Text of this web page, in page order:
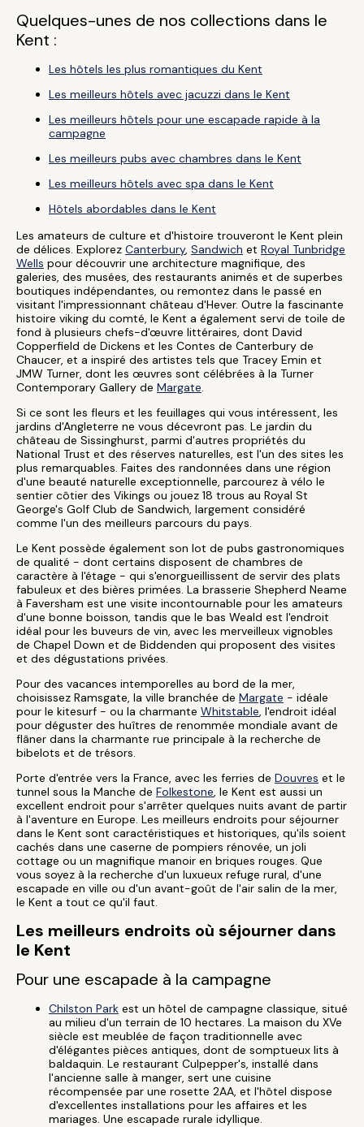
Quelques-unes de nos collections dans le
Kent :
Les hôtels les plus romantiques du Kent
Les meilleurs hôtels avec jacuzzi dans le Kent
Les meilleurs hôtels pour une escapade rapide à la
campagne
Les meilleurs pubs avec chambres dans le Kent
Les meilleurs hôtels avec spa dans le Kent
Hôtels abordables dans le Kent
Les amateurs de culture et d'histoire trouveront le Kent plein
de délices. Explorez Canterbury, Sandwich et Royal Tunbridge
Wells pour découvrir une architecture magnifique, des
galeries, des musées, des restaurants animés et de superbes
boutiques indépendantes, ou remontez dans le passé en
visitant l'impressionnant château d'Hever. Outre la fascinante
histoire viking du comté, le Kent a également servi de toile de
fond à plusieurs chefs-d'œuvre littéraires, dont David
Copperfield de Dickens et les Contes de Canterbury de
Chaucer, et a inspiré des artistes tels que Tracey Emin et
JMW Turner, dont les œuvres sont célébrées à la Turner
Contemporary Gallery de Margate.
Si ce sont les fleurs et les feuillages qui vous intéressent, les
jardins d'Angleterre ne vous décevront pas. Le jardin du
château de Sissinghurst, parmi d'autres propriétés du
National Trust et des réserves naturelles, est l'un des sites les
plus remarquables. Faites des randonnées dans une région
d'une beauté naturelle exceptionnelle, parcourez à vélo le
sentier côtier des Vikings ou jouez 18 trous au Royal St
George's Golf Club de Sandwich, largement considéré
comme l'un des meilleurs parcours du pays.
Le Kent possède également son lot de pubs gastronomiques
de qualité - dont certains disposent de chambres de
caractère à l'étage - qui s'enorgueillissent de servir des plats
fabuleux et des bières primées. La brasserie Shepherd Neame
à Faversham est une visite incontournable pour les amateurs
d'une bonne boisson, tandis que le bas Weald est l'endroit
idéal pour les buveurs de vin, avec les merveilleux vignobles
de Chapel Down et de Biddenden qui proposent des visites
et des dégustations privées.
Pour des vacances intemporelles au bord de la mer,
choisissez Ramsgate, la ville branchée de Margate - idéale
pour le kitesurf - ou la charmante Whitstable, l'endroit idéal
pour déguster des huîtres de renommée mondiale avant de
flâner dans la charmante rue principale à la recherche de
bibelots et de trésors.
Porte d'entrée vers la France, avec les ferries de Douvres et le
tunnel sous la Manche de Folkestone, le Kent est aussi un
excellent endroit pour s'arrêter quelques nuits avant de partir
à l'aventure en Europe. Les meilleurs endroits pour séjourner
dans le Kent sont caractéristiques et historiques, qu'ils soient
cachés dans une caserne de pompiers rénovée, un joli
cottage ou un magnifique manoir en briques rouges. Que
vous soyez à la recherche d'un luxueux refuge rural, d'une
escapade en ville ou d'un avant-goût de l'air salin de la mer,
le Kent a tout ce qu'il faut.
Les meilleurs endroits où séjourner dans
le Kent
Pour une escapade à la campagne
Chilston Park est un hôtel de campagne classique, situé
au milieu d'un terrain de 10 hectares. La maison du XVe
siècle est meublée de façon traditionnelle avec
d'élégantes pièces antiques, dont de somptueux lits à
baldaquin. Le restaurant Culpepper's, installé dans
l'ancienne salle à manger, sert une cuisine
récompensée par une rosette 2AA, et l'hôtel dispose
d'excellentes installations pour les affaires et les
mariages. Une escapade rurale idyllique.